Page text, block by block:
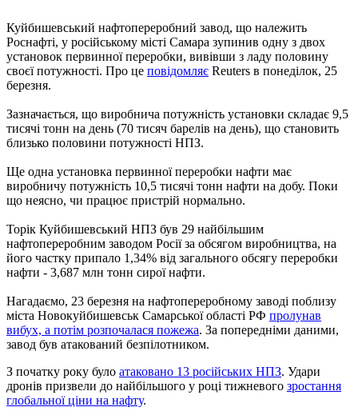
Куйбишевський нафтопереробний завод, що належить
Роснафті, у російському місті Самара зупинив одну з двох
установок первинної переробки, вивівши з ладу половину
своєї потужності. Про це повідомляє Reuters в понеділок, 25
березня.
Зазначається, що виробнича потужність установки складає 9,5
тисячі тонн на день (70 тисяч барелів на день), що становить
близько половини потужності НПЗ.
Ще одна установка первинної переробки нафти має
виробничу потужність 10,5 тисячі тонн нафти на добу. Поки
що неясно, чи працює пристрій нормально.
Торік Куйбишевський НПЗ був 29 найбільшим
нафтопереробним заводом Росії за обсягом виробництва, на
його частку припало 1,34% від загального обсягу переробки
нафти - 3,687 млн тонн сирої нафти.
Нагадаємо, 23 березня на нафтопереробному заводі поблизу
міста Новокуйбишевськ Самарської області РФ пролунав
вибух, а потім розпочалася пожежа. За попередніми даними,
завод був атакований безпілотником.
З початку року було атаковано 13 російських НПЗ. Удари
дронів призвели до найбільшого у році тижневого зростання
глобальної ціни на нафту.